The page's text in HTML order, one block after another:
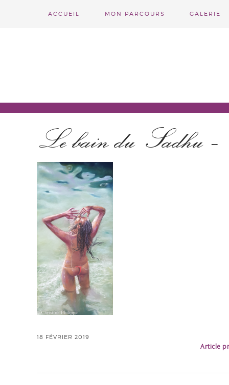
ACCUEIL MON PARCOURS GALERIE
Le bain du Sadhu –
18 FÉVRIER 2019
Article